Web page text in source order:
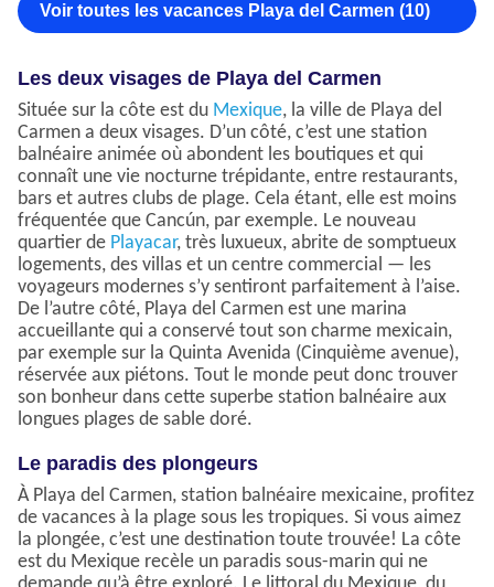
Voir toutes les vacances Playa del Carmen (10)
Les deux visages de Playa del Carmen
Située sur la côte est du Mexique, la ville de Playa del
Carmen a deux visages. D’un côté, c’est une station
balnéaire animée où abondent les boutiques et qui
connaît une vie nocturne trépidante, entre restaurants,
bars et autres clubs de plage. Cela étant, elle est moins
fréquentée que Cancún, par exemple. Le nouveau
quartier de Playacar, très luxueux, abrite de somptueux
logements, des villas et un centre commercial — les
voyageurs modernes s’y sentiront parfaitement à l’aise.
De l’autre côté, Playa del Carmen est une marina
accueillante qui a conservé tout son charme mexicain,
par exemple sur la Quinta Avenida (Cinquième avenue),
réservée aux piétons. Tout le monde peut donc trouver
son bonheur dans cette superbe station balnéaire aux
longues plages de sable doré.
Le paradis des plongeurs
À Playa del Carmen, station balnéaire mexicaine, profitez
de vacances à la plage sous les tropiques. Si vous aimez
la plongée, c’est une destination toute trouvée! La côte
est du Mexique recèle un paradis sous-marin qui ne